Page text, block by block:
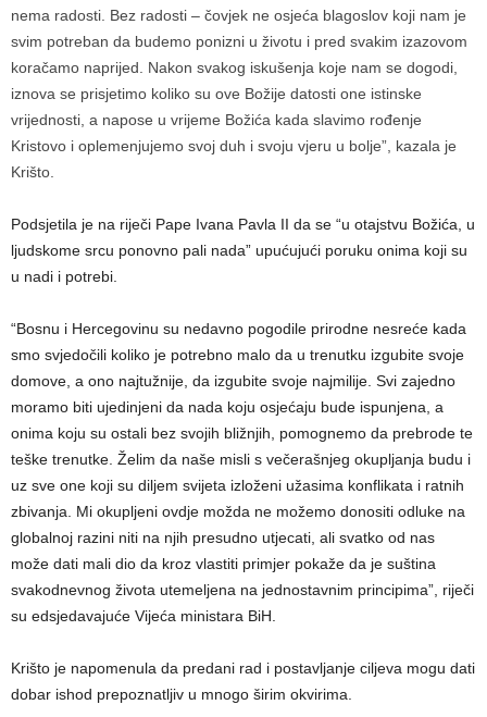
nema radosti. Bez radosti – čovjek ne osjeća blagoslov koji nam je
svim potreban da budemo ponizni u životu i pred svakim izazovom
koračamo naprijed. Nakon svakog iskušenja koje nam se dogodi,
iznova se prisjetimo koliko su ove Božije datosti one istinske
vrijednosti, a napose u vrijeme Božića kada slavimo rođenje
Kristovo i oplemenjujemo svoj duh i svoju vjeru u bolje”, kazala je
Krišto.
Podsjetila je na riječi Pape Ivana Pavla II da se “u otajstvu Božića, u
ljudskome srcu ponovno pali nada” upućujući poruku onima koji su
u nadi i potrebi.
“Bosnu i Hercegovinu su nedavno pogodile prirodne nesreće kada
smo svjedočili koliko je potrebno malo da u trenutku izgubite svoje
domove, a ono najtužnije, da izgubite svoje najmilije. Svi zajedno
moramo biti ujedinjeni da nada koju osjećaju bude ispunjena, a
onima koju su ostali bez svojih bližnjih, pomognemo da prebrode te
teške trenutke. Želim da naše misli s večerašnjeg okupljanja budu i
uz sve one koji su diljem svijeta izloženi užasima konflikata i ratnih
zbivanja. Mi okupljeni ovdje možda ne možemo donositi odluke na
globalnoj razini niti na njih presudno utjecati, ali svatko od nas
može dati mali dio da kroz vlastiti primjer pokaže da je suština
svakodnevnog života utemeljena na jednostavnim principima”, riječi
su edsjedavajuće Vijeća ministara BiH.
Krišto je napomenula da predani rad i postavljanje ciljeva mogu dati
dobar ishod prepoznatljiv u mnogo širim okvirima.